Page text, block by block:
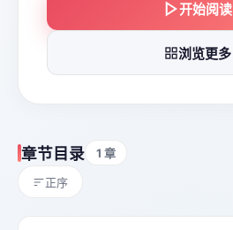
开始阅读
浏览更多
章节目录 1 章
正序